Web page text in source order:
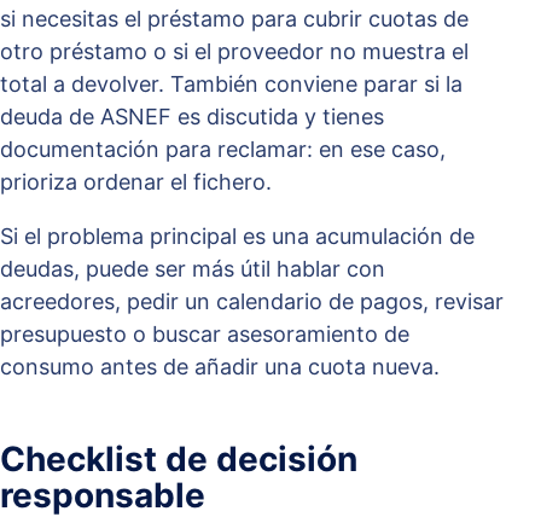
si necesitas el préstamo para cubrir cuotas de
otro préstamo o si el proveedor no muestra el
total a devolver. También conviene parar si la
deuda de ASNEF es discutida y tienes
documentación para reclamar: en ese caso,
prioriza ordenar el fichero.
Si el problema principal es una acumulación de
deudas, puede ser más útil hablar con
acreedores, pedir un calendario de pagos, revisar
presupuesto o buscar asesoramiento de
consumo antes de añadir una cuota nueva.
Checklist de decisión
responsable